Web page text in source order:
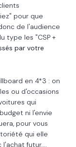
pour que
de l'audience
type les "CSP +
par votre
en 4*3 : on
ou d'occasions
qui
ni l'envie
pour vous
qui elle
futur....